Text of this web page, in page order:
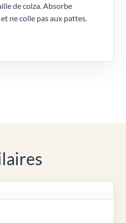
de colza. Absorbe
ne colle pas aux pattes.